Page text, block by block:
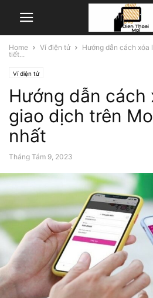
Home Ví điện tử
Hướng dẫn cách xóa
tiết...
Ví điện tử
Hướng dẫn cách
giao dịch trên
nhất
Tháng Tám 9, 2023